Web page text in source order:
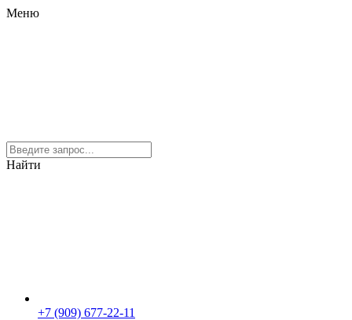
Меню
Найти
+7 (909) 677-22-11